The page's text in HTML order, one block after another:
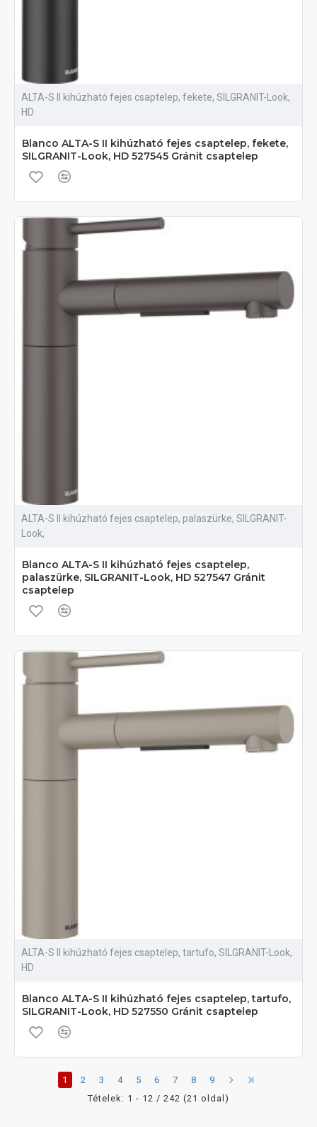
ALTA-S II kihúzható fejes csaptelep, fekete, SILGRANIT-Look,
HD
Blanco ALTA-S II kihúzható fejes csaptelep, fekete,
SILGRANIT-Look, HD 527545 Gránit csaptelep
ALTA-S II kihúzható fejes csaptelep, palaszürke, SILGRANIT-
Look,
Blanco ALTA-S II kihúzható fejes csaptelep,
palaszürke, SILGRANIT-Look, HD 527547 Gránit
csaptelep
ALTA-S II kihúzható fejes csaptelep, tartufo, SILGRANIT-Look,
HD
Blanco ALTA-S II kihúzható fejes csaptelep, tartufo,
SILGRANIT-Look, HD 527550 Gránit csaptelep
1 2 3 4 5 6 7 8
9
Tételek: 1 - 12 / 242 (21 oldal)